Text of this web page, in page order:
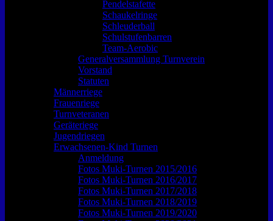
Pendelstafette
Schaukelringe
Schleuderball
Schulstufenbarren
Team-Aerobic
Generalversammlung Turnverein
Vorstand
Statuten
Männerriege
Frauenriege
Turnveteranen
Geräteriege
Jugendriegen
Erwachsenen-Kind Turnen
Anmeldung
Fotos Muki-Turnen 2015/2016
Fotos Muki-Turnen 2016/2017
Fotos Muki-Turnen 2017/2018
Fotos Muki-Turnen 2018/2019
Fotos Muki-Turnen 2019/2020